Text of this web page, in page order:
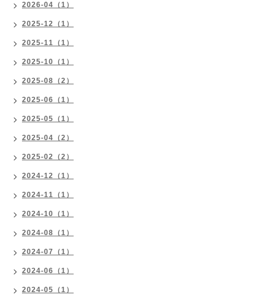
2026-04（1）
2025-12（1）
2025-11（1）
2025-10（1）
2025-08（2）
2025-06（1）
2025-05（1）
2025-04（2）
2025-02（2）
2024-12（1）
2024-11（1）
2024-10（1）
2024-08（1）
2024-07（1）
2024-06（1）
2024-05（1）